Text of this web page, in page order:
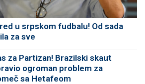
u srpskom fudbalu! Od sada
za sve
za Partizan! Brazilski skaut
ogroman problem za
sa Hetafeom